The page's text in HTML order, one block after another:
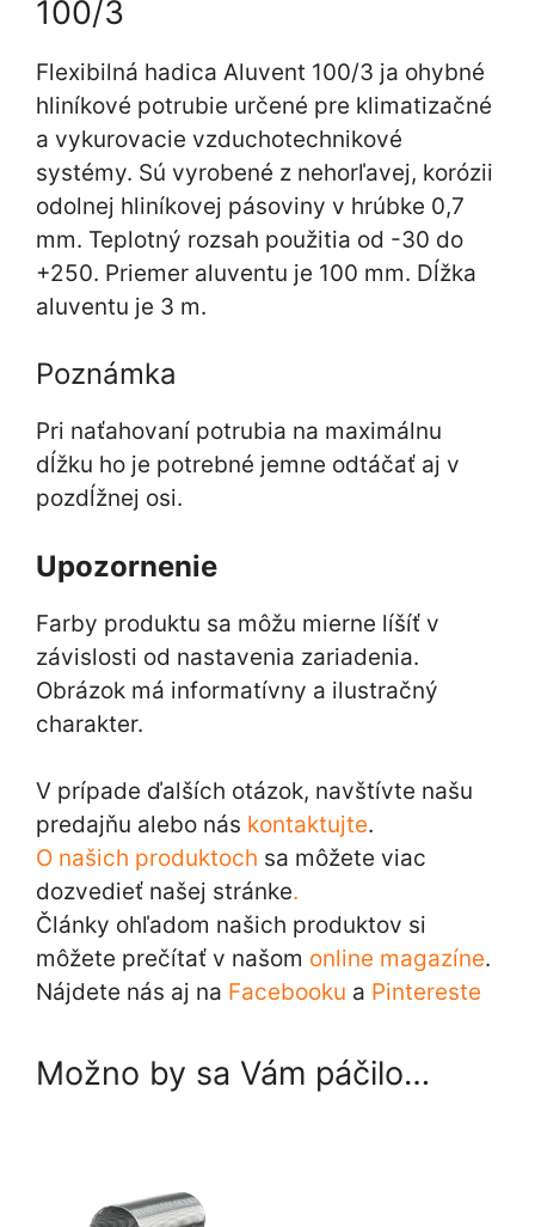
100/3
Flexibilná hadica Aluvent 100/3 ja ohybné
hliníkové potrubie určené pre klimatizačné
a vykurovacie vzduchotechnikové
systémy. Sú vyrobené z nehorľavej, korózii
odolnej hliníkovej pásoviny v hrúbke 0,7
mm. Teplotný rozsah použitia od -30 do
+250. Priemer aluventu je 100 mm. Dĺžka
aluventu je 3 m.
Poznámka
Pri naťahovaní potrubia na maximálnu
dĺžku ho je potrebné jemne odtáčať aj v
pozdĺžnej osi.
Upozornenie
Farby produktu sa môžu mierne líšíť v
závislosti od nastavenia zariadenia.
Obrázok má informatívny a ilustračný
charakter.
V prípade ďalších otázok, navštívte našu
predajňu alebo nás kontaktujte.
O našich produktoch sa môžete viac
dozvedieť našej stránke.
Články ohľadom našich produktov si
môžete prečítať v našom online magazíne.
Nájdete nás aj na Facebooku a Pintereste
Možno by sa Vám páčilo…